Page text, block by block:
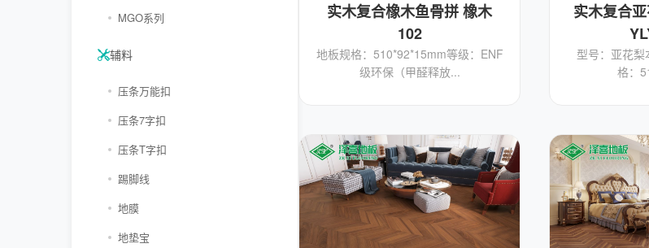
MGO系列
辅料
压条万能扣
压条7字扣
压条T字扣
踢脚线
地膜
地垫宝
实木复合橡木鱼骨拼 橡木
102
地板规格：510*92*15mm等级：ENF
级环保（甲醛释放...
实木复合
型号：亚花梨
格：